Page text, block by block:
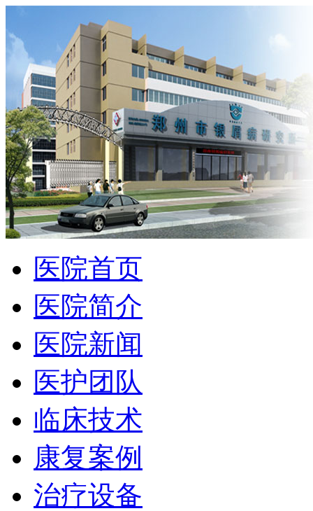
医院首页
医院简介
医院新闻
医护团队
临床技术
康复案例
治疗设备